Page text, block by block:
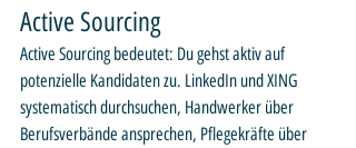
Active Sourcing
Active Sourcing bedeutet: Du gehst aktiv auf
potenzielle Kandidaten zu. LinkedIn und XING
systematisch durchsuchen, Handwerker über
Berufsverbände ansprechen, Pflegekräfte über